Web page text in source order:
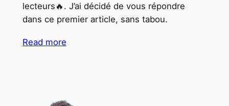
lecteurs🔥. J’ai décidé de vous répondre
dans ce premier article, sans tabou.
Read more